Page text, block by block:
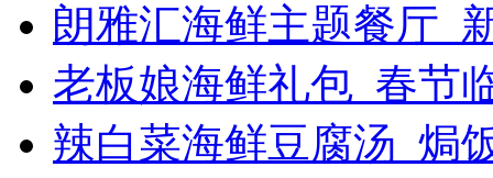
朗雅汇海鲜主题餐厅_
老板娘海鲜礼包_春节
辣白菜海鲜豆腐汤_焗